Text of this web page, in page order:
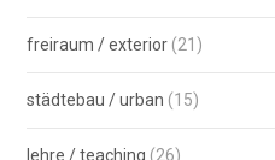
freiraum / exterior (21)
städtebau / urban (15)
lehre / teaching (26)